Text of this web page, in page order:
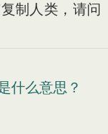
制人类，请问
什么意思？